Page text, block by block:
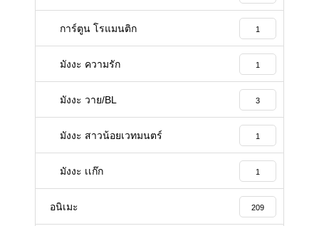
การ์ตูน โรแมนติก 1
มังงะ ความรัก 1
มังงะ วาย/BL 3
มังงะ สาวน้อยเวทมนตร์ 1
มังงะ เเก๊ก 1
อนิเมะ 209